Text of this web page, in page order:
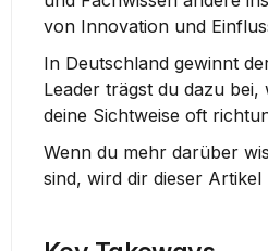
von Innovation und
In Deutschland gewinnt
Leader trägst du dazu
deine Sichtweise oft
Wenn du mehr darüber
sind, wird dir dieser